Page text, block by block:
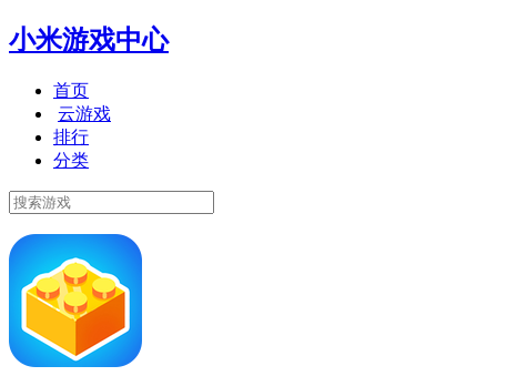
小米游戏中心
首页
云游戏
排行
分类